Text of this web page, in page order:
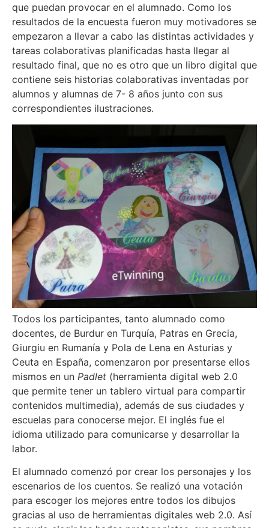
que puedan provocar en el alumnado. Como los
resultados de la encuesta fueron muy motivadores se
empezaron a llevar a cabo las distintas actividades y
tareas colaborativas planificadas hasta llegar al
resultado final, que no es otro que un libro digital que
contiene seis historias colaborativas inventadas por
alumnos y alumnas de 7- 8 años junto con sus
correspondientes ilustraciones.
Todos los participantes, tanto alumnado como
docentes, de Burdur en Turquía, Patras en Grecia,
Giurgiu en Rumanía y Pola de Lena en Asturias y
Ceuta en España, comenzaron por presentarse ellos
mismos en un Padlet (herramienta digital web 2.0
que permite tener un tablero virtual para compartir
contenidos multimedia), además de sus ciudades y
escuelas para conocerse mejor. El inglés fue el
idioma utilizado para comunicarse y desarrollar la
labor.
El alumnado comenzó por crear los personajes y los
escenarios de los cuentos. Se realizó una votación
para escoger los mejores entre todos los dibujos
gracias al uso de herramientas digitales web 2.0. Así